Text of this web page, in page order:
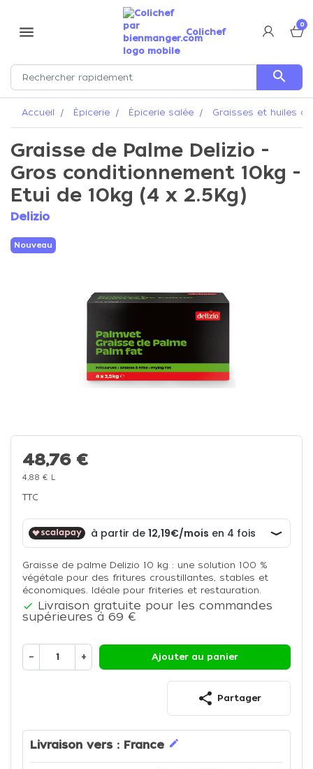
menu Colichef
0
search
Accueil Épicerie Épicerie salée Graisses et huiles
Graisse de Palme Delizio -
Gros conditionnement 10kg -
Etui de 10kg (4 x 2.5Kg)
Delizio
Nouveau
48,76 €
4,88 € L
TTC
Graisse de palme Delizio 10 kg : une solution 100 %
végétale pour des fritures croustillantes, stables et
économiques. Idéale pour friteries et restauration.
 Livraison gratuite pour les commandes
supérieures à 69 €
− + Ajouter au panier
share Partager
Livraison vers : France edit